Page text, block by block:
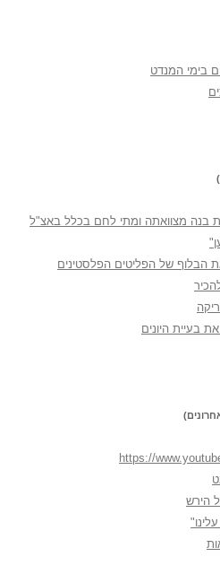
בימי המנדט
בנה מצוואתה ומתי לחם בכלל באצ"ל
הבלוף של הפליטים הפלסטינים
בעיית היונים
https://
הירש